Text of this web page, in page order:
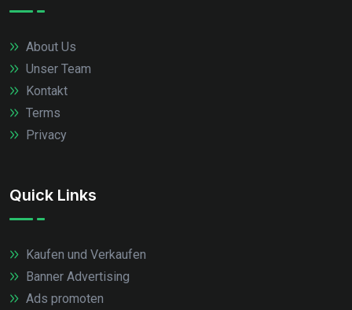
About Us
Unser Team
Kontakt
Terms
Privacy
Quick Links
Kaufen und Verkaufen
Banner Advertising
Ads promoten